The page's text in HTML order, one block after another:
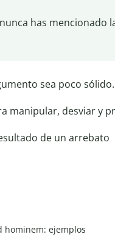
has mencionado
sea poco sólido.
manipular, desviar y
de un arrebato
hominem: ejemplos